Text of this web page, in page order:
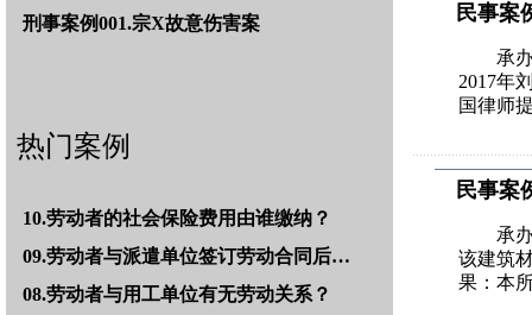
刑事案例001.宗X故意伤害案
热门案例
10.劳动者的社会保险费用由谁缴纳？
09.劳动者与派遣单位签订劳动合同后…
08.劳动者与用工单位有无劳动关系？
民事案
承
2017年
国律师
民事案
承
该建筑
果：本